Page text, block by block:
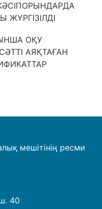
ОҚУ
АЯҚТАҒАН
мешітінің ресми
40